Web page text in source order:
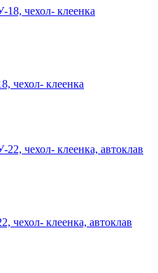
чехол- клеенка
клеенка, автоклав